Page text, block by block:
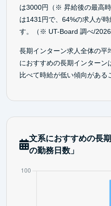
は3000円（※ 昇給後の最高
は1431円で、64%の求人が
す。（※ UT-Board 調べ/2026
長期インターン求人全体の平
におすすめの長期インターン
比べて時給が低い傾向がある
文系におすすめの長
の勤務日数」